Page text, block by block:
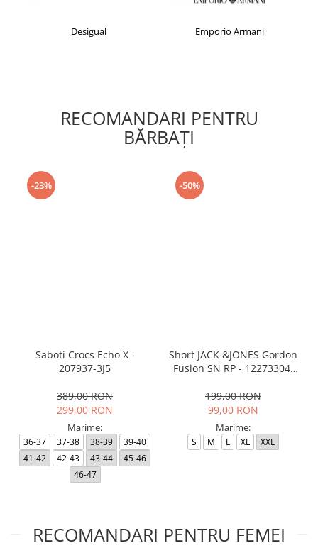
Desigual Emporio Armani
RECOMANDARI PENTRU
BĂRBAŢI
-23%
Saboti Crocs Echo X -
207937-3J5
389,00 RON
299,00 RON
Marime:
36-37 37-38 38-39
39-40
41-42
42-43 43-44
45-46
46-47
-50%
Short JACK &JONES Gordon
Fusion SN RP - 12273304-
199,00 RON
99,00 RON
Marime:
S M L XL XXL
RECOMANDARI PENTRU FEMEI